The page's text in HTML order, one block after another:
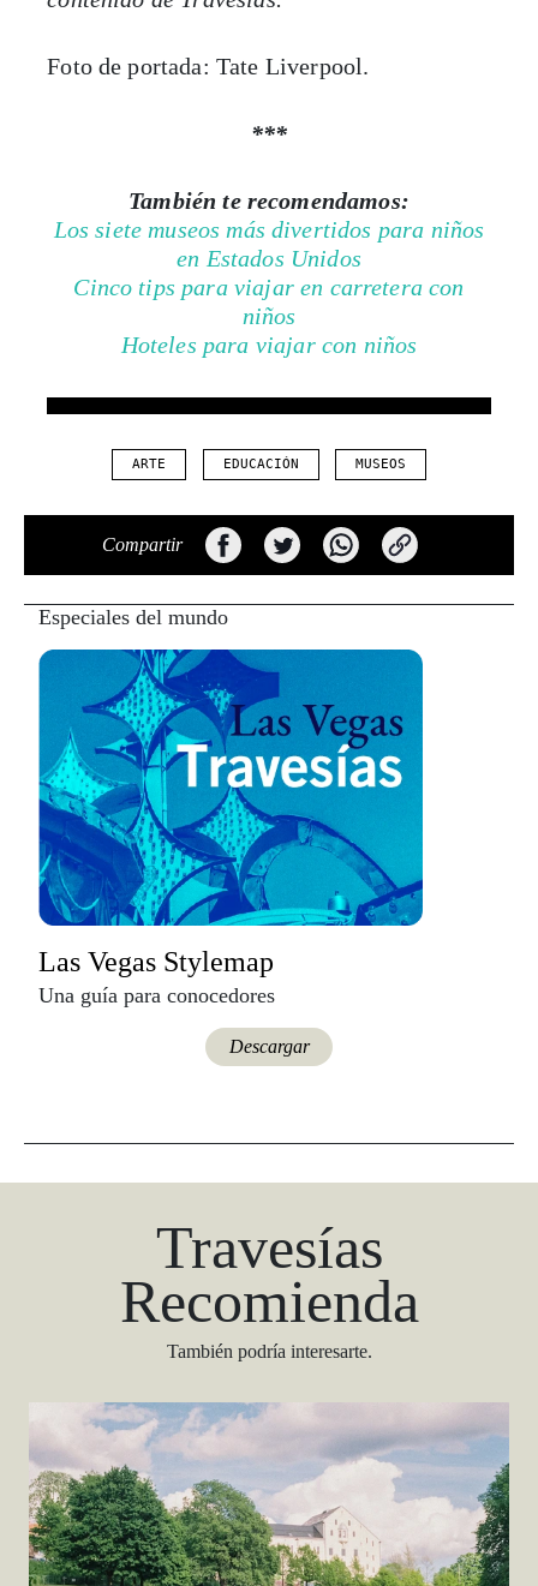
Foto de portada: Tate Liverpool.
***
También te recomendamos:
Los siete museos más divertidos para niños
en Estados Unidos
Cinco tips para viajar en carretera con
niños
Hoteles para viajar con niños
ARTE EDUCACIÓN MUSEOS
Compartir
Especiales del mundo
Las Vegas Stylemap
Una guía para conocedores
Descargar
Travesías
Recomienda
También podría interesarte.